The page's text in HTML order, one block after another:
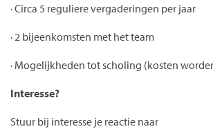
· Circa 5 reguliere vergaderingen per jaar
· 2 bijeenkomsten met het team
· Mogelijkheden tot scholing (kosten
Interesse?
Stuur bij interesse je reactie naar